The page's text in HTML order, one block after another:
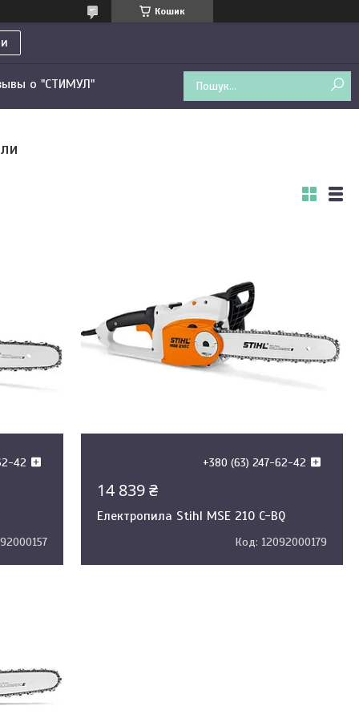
Кошик
о "СТИМУЛ"
42 +380 (63) 247-62-42
14 839 ₴
Електропила Stihl MSE 210 C-BQ
12092000179